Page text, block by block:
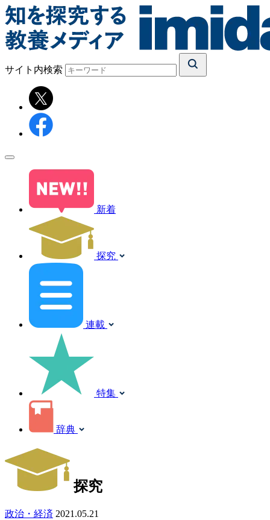
サイト内検索
新着
探究
連載
特集
辞典
探究
政治・経済 2021.05.21